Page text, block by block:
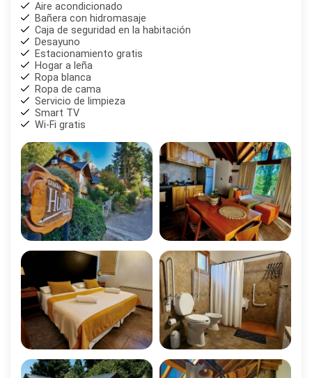
Aire acondicionado
Bañera con hidromasaje
Caja de seguridad en la habitación
Desayuno
Estacionamiento gratis
Hogar a leña
Ropa blanca
Ropa de cama
Servicio de limpieza
Smart TV
Wi-Fi gratis